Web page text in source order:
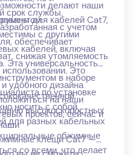
делают наши
срок службы.
с учетом
обеспечивает
снижая утомляемость
Это
удобного дизайна
на наши
проектов, сейчас и
для кабелей Cat7,
с другими
кабелей, включая
Эта универсальность
в наборе
по установке
носить с собой
для разных кабельных
обжимные
со всеми, что делает
высокоскоростных
клещи Cat7 —